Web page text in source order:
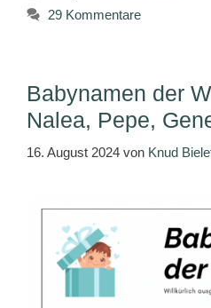
29 Kommentare
Babynamen der
Nalea, Pepe,
16. August 2024 von Knud